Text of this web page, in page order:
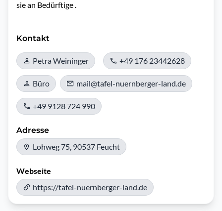
sie an Bedürftige .
Kontakt
Petra Weininger +49 176 23442628
Büro mail@tafel-nuernberger-land.de
+49 9128 724 990
Adresse
Lohweg 75, 90537 Feucht
Webseite
https://tafel-nuernberger-land.de